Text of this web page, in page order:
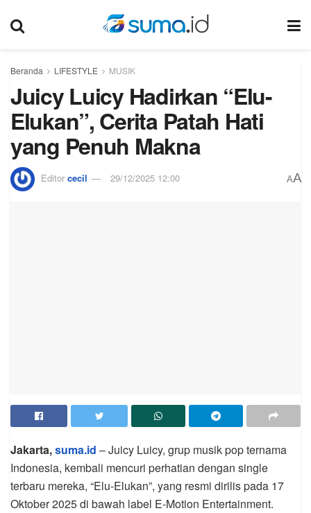
Beranda LIFESTYLE MUSIK
Juicy Luicy Hadirkan “Elu-
Elukan”, Cerita Patah Hati
yang Penuh Makna
Editor cecil 29/12/2025 12:00 AA
Jakarta,suma.id – Juicy Luicy, grup musik pop ternama
Indonesia, kembali mencuri perhatian dengan single
terbaru mereka, “Elu-Elukan”, yang resmi dirilis pada 17
Oktober 2025 di bawah label E-Motion Entertainment.